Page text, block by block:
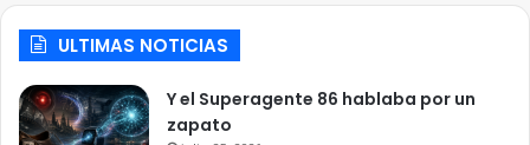
ULTIMAS NOTICIAS
Y el Superagente 86 hablaba por un
zapato